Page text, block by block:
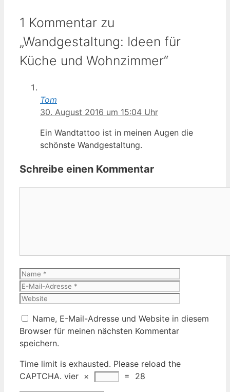
1 Kommentar zu
„Wandgestaltung: Ideen für
Küche und Wohnzimmer“
Tom
30. August 2016 um 15:04 Uhr
Ein Wandtattoo ist in meinen Augen die
schönste Wandgestaltung.
Schreibe einen Kommentar
Name
Name, E-Mail-Adresse und Website in diesem
Browser für meinen nächsten Kommentar
speichern.
Time limit is exhausted. Please reload the
CAPTCHA. vier × = 28